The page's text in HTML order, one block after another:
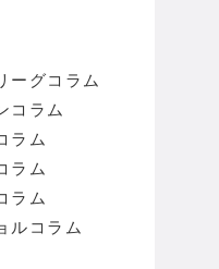
ーグコラム
コラム
ラム
ラム
ラム
ルコラム